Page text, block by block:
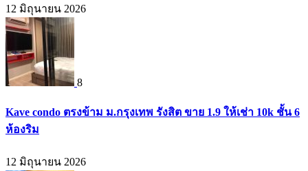
12 มิถุนายน 2026
8
Kave condo ตรงข้าม ม.กรุงเทพ รังสิต ขาย 1.9 ให้เช่า 10k ชั้น 6
ห้องริม
12 มิถุนายน 2026